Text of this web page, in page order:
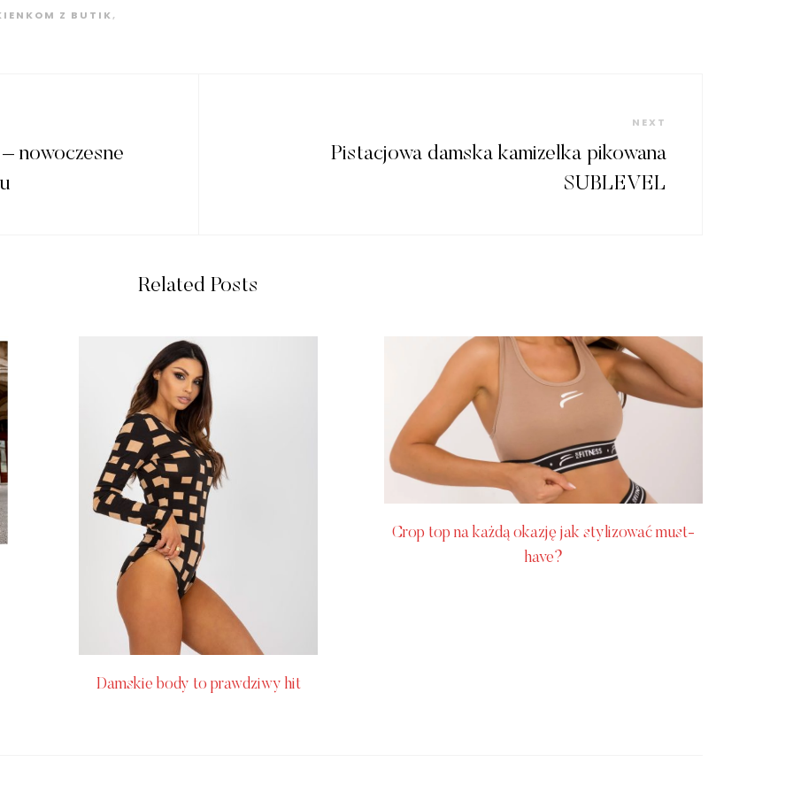
Z BUTIK,
nowoczesne
NEXT
Pistacjowa damska kamizelka pikowana
SUBLEVEL
Related Posts
Damskie body to prawdziwy hit
Crop top na każdą okazję jak stylizować must-
have?